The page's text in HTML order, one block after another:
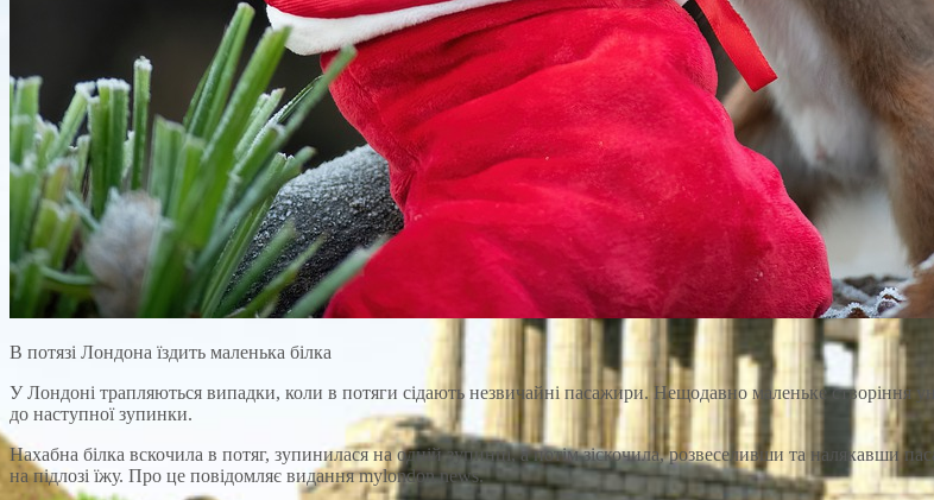
В потязі Лондона їздить маленька білка
У Лондоні трапляються випадки, коли в потяги сідають незвичайні пасажири. Нещодавно маленьке створіння
до наступної зупинки.
Нахабна білка вскочила в потяг, зупинилася на одній зупинці, а потім зіскочила, розвеселивши та налякавши
на підлозі їжу. Про це повідомляє видання mylondon.news.